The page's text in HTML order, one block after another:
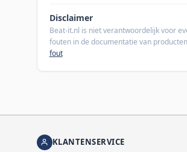
Disclaimer
Beat-it.nl is niet verantwoordelijk voor
fouten in de documentatie van
fout
KLANTENSERVICE